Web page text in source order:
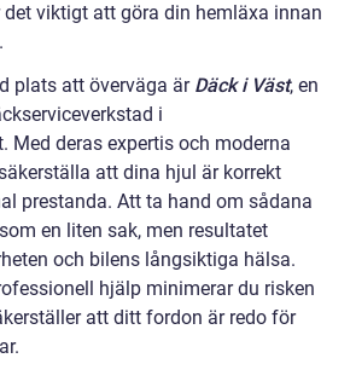
viktigt att göra din hemläxa innan
plats att överväga ärDäck i Väst, en
i
Med deras expertis och moderna
att dina hjul är korrekt
prestanda. Att ta hand om sådana
en liten sak, men resultatet
och bilens långsiktiga hälsa.
hjälp minimerar du risken
att ditt fordon är redo för